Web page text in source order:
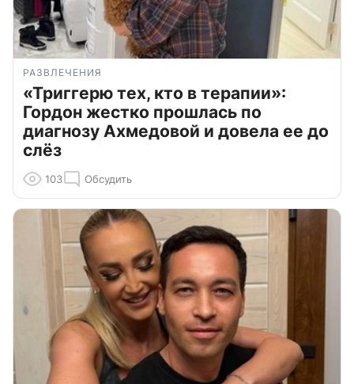
РАЗВЛЕЧЕНИЯ
«Триггерю тех, кто в терапии»:
Гордон жестко прошлась по
диагнозу Ахмедовой и довела ее до
слёз
103 Обсудить